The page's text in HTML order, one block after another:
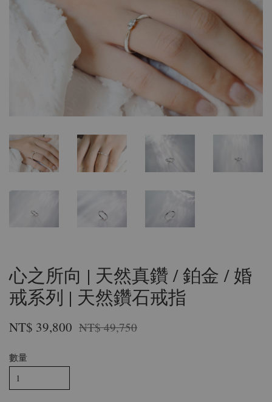
心之所向 | 天然真鑽 / 鉑金 / 婚
戒系列 | 天然鑽石戒指
NT$ 39,800 NT$ 49,750
數量